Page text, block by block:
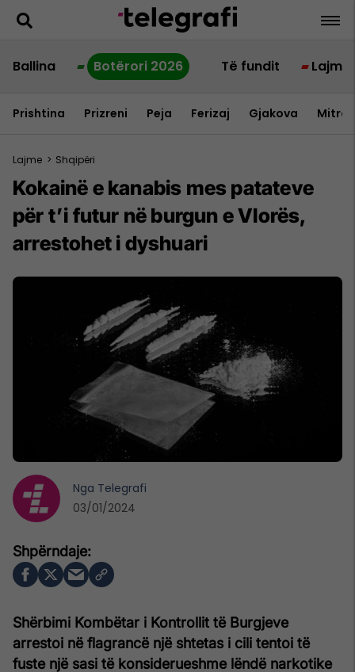
Ballina Botërori 2026 Të fundit Lajme
Prishtina Prizreni Peja Ferizaj Gjakova
Lajme > Shqipëri
Kokainë e kanabis mes patateve
për t’i futur në burgun e Vlorës,
arrestohet i dyshuari
Shërbimi Kombëtar i Kontrollit të Burgjeve
arrestoi në flagrancë një shtetas i cili tentoi të
fuste një sasi të konsiderueshme lëndë narkotike
Nga Telegrafi
03/01/2024